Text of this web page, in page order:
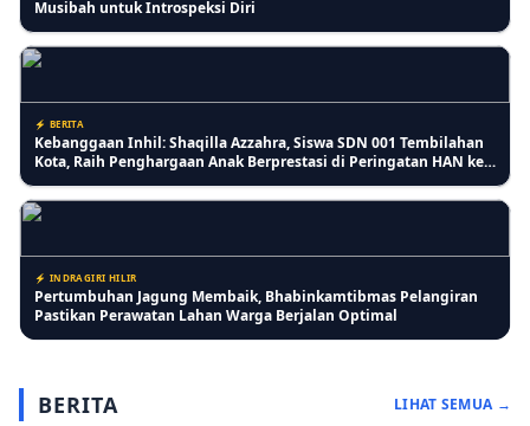
Musibah untuk Introspeksi Diri
⚡ BERITA
Kebanggaan Inhil: Shaqilla Azzahra, Siswa SDN 001 Tembilahan
Kota, Raih Penghargaan Anak Berprestasi di Peringatan HAN ke-
⚡ INDRAGIRI HILIR
Pertumbuhan Jagung Membaik, Bhabinkamtibmas Pelangiran
Pastikan Perawatan Lahan Warga Berjalan Optimal
BERITA LIHAT SEMUA →